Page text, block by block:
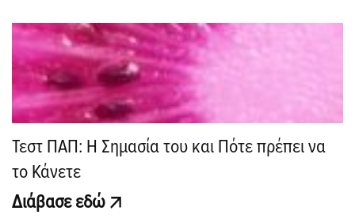
Τεστ ΠΑΠ: Η Σημασία του και Πότε πρέπει να
το Κάνετε
Διάβασε εδώ